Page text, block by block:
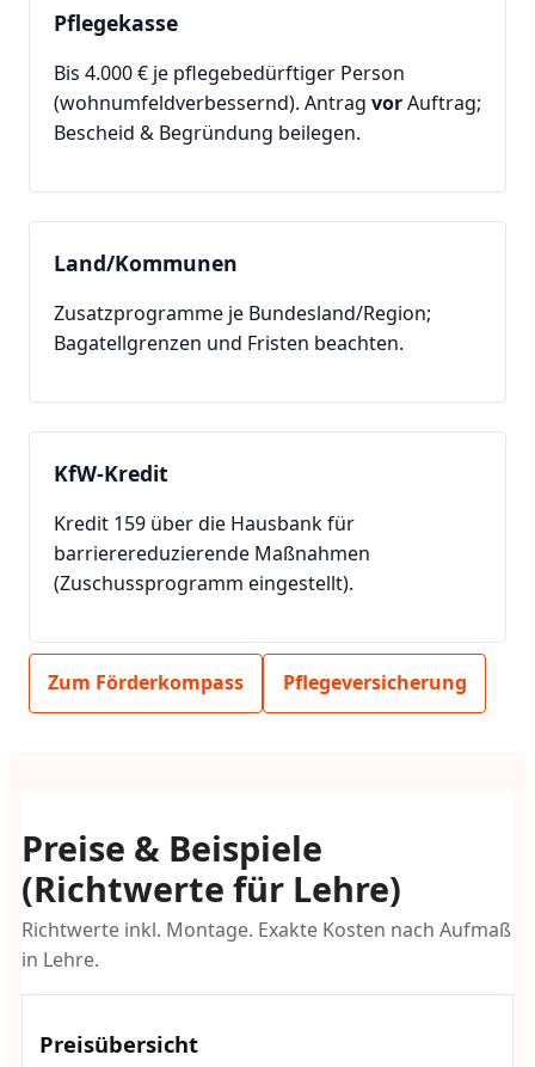
Pflegekasse
Bis 4.000 € je pflegebedürftiger Person
(wohnumfeldverbessernd). Antrag vorAuftrag;
Bescheid & Begründung beilegen.
Land/Kommunen
Zusatzprogramme je Bundesland/Region;
Bagatellgrenzen und Fristen beachten.
KfW-Kredit
Kredit 159 über die Hausbank für
barrierereduzierende Maßnahmen
(Zuschussprogramm eingestellt).
Zum Förderkompass Pflegeversicherung
Preise & Beispiele
(Richtwerte für Lehre)
Richtwerte inkl. Montage. Exakte Kosten nach Aufmaß
in Lehre.
Preisübersicht